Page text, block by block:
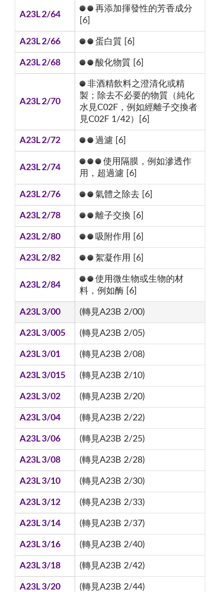
A23L 2/64
再添加揮發性的芳香成分
[6]
A23L 2/66 蛋白質 [6]
A23L 2/68 酸化物質 [6]
A23L 2/70
非酒精飲料之澄清化或精
製；除去不必要的物質（純化
水見C02F，例如經離子交換者
見C02F 1/42）[6]
A23L 2/72 過濾 [6]
A23L 2/74
使用隔膜，例如滲透作
用，超過濾 [6]
A23L 2/76 氣體之除去 [6]
A23L 2/78 離子交換 [6]
A23L 2/80 吸附作用 [6]
A23L 2/82 絮凝作用 [6]
A23L 2/84
使用微生物或生物的材
料，例如酶 [6]
A23L 3/00 (轉見A23B 2/00)
A23L 3/005 (轉見A23B 2/05)
A23L 3/01 (轉見A23B 2/08)
A23L 3/015 (轉見A23B 2/10)
A23L 3/02 (轉見A23B 2/20)
A23L 3/04 (轉見A23B 2/22)
A23L 3/06 (轉見A23B 2/25)
A23L 3/08 (轉見A23B 2/28)
A23L 3/10 (轉見A23B 2/30)
A23L 3/12 (轉見A23B 2/33)
A23L 3/14 (轉見A23B 2/37)
A23L 3/16 (轉見A23B 2/40)
A23L 3/18 (轉見A23B 2/42)
A23L 3/20 (轉見A23B 2/44)